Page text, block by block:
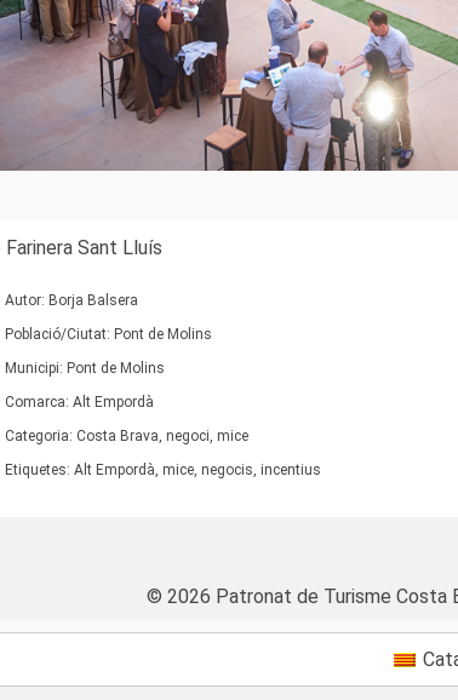
Farinera Sant Lluís
Autor: Borja Balsera
Població/Ciutat: Pont de Molins
Municipi: Pont de Molins
Comarca: Alt Empordà
Categoria: Costa Brava, negoci, mice
Etiquetes: Alt Empordà, mice, negocis, incentius
© 2026 Patronat de Turisme Costa